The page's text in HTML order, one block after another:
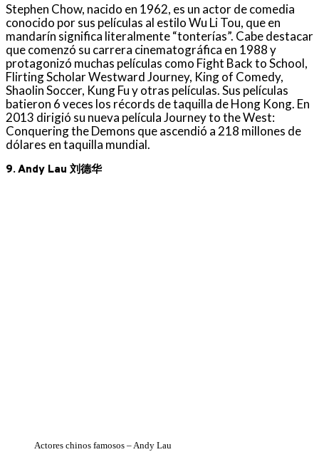
Stephen Chow, nacido en 1962, es un actor de comedia
conocido por sus películas al estilo Wu Li Tou, que en
mandarín significa literalmente “tonterías”. Cabe destacar
que comenzó su carrera cinematográfica en 1988 y
protagonizó muchas películas como Fight Back to School,
Flirting Scholar Westward Journey, King of Comedy,
Shaolin Soccer, Kung Fu y otras películas. Sus películas
batieron 6 veces los récords de taquilla de Hong Kong. En
2013 dirigió su nueva película Journey to the West:
Conquering the Demons que ascendió a 218 millones de
dólares en taquilla mundial.
9. Andy Lau 刘德华
Actores chinos famosos – Andy Lau